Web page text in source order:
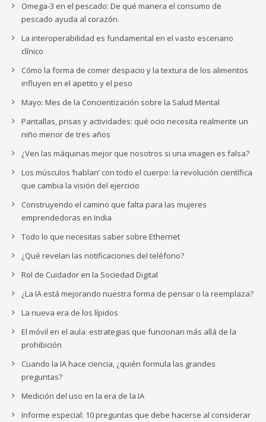
Omega-3 en el pescado: De qué manera el consumo de
pescado ayuda al corazón.
La interoperabilidad es fundamental en el vasto escenario
clínico
Cómo la forma de comer despacio y la textura de los alimentos
influyen en el apetito y el peso
Mayo: Mes de la Concientización sobre la Salud Mental
Pantallas, prisas y actividades: qué ocio necesita realmente un
niño menor de tres años
¿Ven las máquinas mejor que nosotros si una imagen es falsa?
Los músculos ‘hablan’ con todo el cuerpo: la revolución científica
que cambia la visión del ejercicio
Construyendo el camino que falta para las mujeres
emprendedoras en India
Todo lo que necesitas saber sobre Ethernet
¿Qué revelan las notificaciones del teléfono?
Rol de Cuidador en la Sociedad Digital
¿La IA está mejorando nuestra forma de pensar o la reemplaza?
La nueva era de los lípidos
El móvil en el aula: estrategias que funcionan más allá de la
prohibición
Cuando la IA hace ciencia, ¿quién formula las grandes
preguntas?
Medición del uso en la era de la IA
Informe especial: 10 preguntas que debe hacerse al considerar